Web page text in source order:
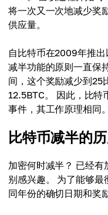
将一次又一次地减少奖
供应量。
自比特币在2009年推出
减半功能的原则一直保
间，这个奖励减少到25
12.5BTC。 因此，比特
事件，其工作原理相同。
比特币减半的
加密何时减半？ 已经
别感兴趣。 为了能够
同年份的确切日期和奖